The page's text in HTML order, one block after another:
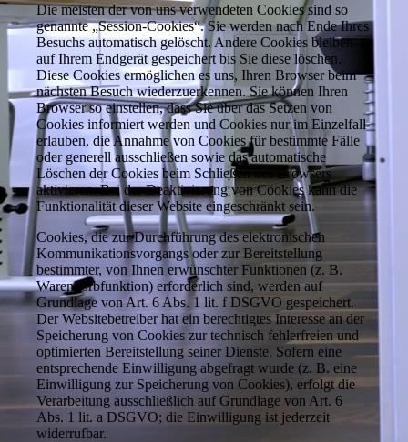
Die meisten der von uns verwendeten Cookies sind so
genannte „Session-Cookies“. Sie werden nach Ende Ihres
Besuchs automatisch gelöscht. Andere Cookies bleiben
auf Ihrem Endgerät gespeichert bis Sie diese löschen.
Diese Cookies ermöglichen es uns, Ihren Browser beim
nächsten Besuch wiederzuerkennen. Sie können Ihren
Browser so einstellen, dass Sie über das Setzen von
Cookies informiert werden und Cookies nur im Einzelfall
erlauben, die Annahme von Cookies für bestimmte Fälle
oder generell ausschließen sowie das automatische
Löschen der Cookies beim Schließen des Browsers
aktivieren. Bei der Deaktivierung von Cookies kann die
Funktionalität dieser Website eingeschränkt sein.
Cookies, die zur Durchführung des elektronischen
Kommunikationsvorgangs oder zur Bereitstellung
bestimmter, von Ihnen erwünschter Funktionen (z. B.
Warenkorbfunktion) erforderlich sind, werden auf
Grundlage von Art. 6 Abs. 1 lit. f DSGVO gespeichert.
Der Websitebetreiber hat ein berechtigtes Interesse an der
Speicherung von Cookies zur technisch fehlerfreien und
optimierten Bereitstellung seiner Dienste. Sofern eine
entsprechende Einwilligung abgefragt wurde (z. B. eine
Einwilligung zur Speicherung von Cookies), erfolgt die
Verarbeitung ausschließlich auf Grundlage von Art. 6
Abs. 1 lit. a DSGVO; die Einwilligung ist jederzeit
widerrufbar.